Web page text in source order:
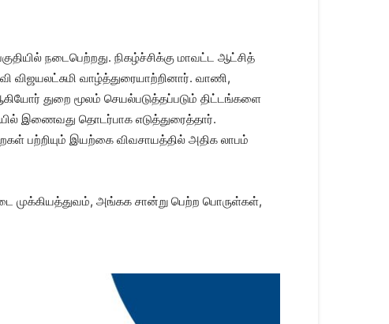
நடைபெற்றது. நிகழ்ச்சிக்கு மாவட்ட ஆட்சித்
விஜயலட்சுமி வாழ்த்துரையாற்றினார். வாணி,
துறை மூலம் செயல்படுத்தப்படும் திட்டங்களை
இணைவது தொடர்பாக எடுத்துரைத்தார்.
பற்றியும் இயற்கை விவசாயத்தில் அதிக லாபம்
முக்கியத்துவம், அங்கக சான்று பெற்ற பொருள்கள்,